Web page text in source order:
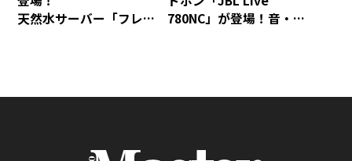
天然水サーバー「フレ
780NC」が登場！音・装